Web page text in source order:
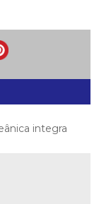
integra